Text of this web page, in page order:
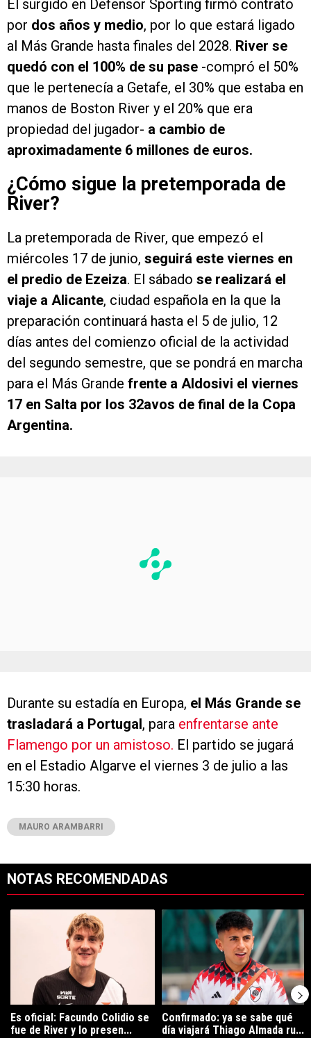
El surgido en Defensor Sporting firmó contrato
por dos años y medio, por lo que estará ligado
al Más Grande hasta finales del 2028. River se
quedó con el 100% de su pase -compró el 50%
que le pertenecía a Getafe, el 30% que estaba en
manos de Boston River y el 20% que era
propiedad del jugador- a cambio de
aproximadamente 6 millones de euros.
¿Cómo sigue la pretemporada de
River?
La pretemporada de River, que empezó el
miércoles 17 de junio, seguirá este viernes en
el predio de Ezeiza. El sábado se realizará el
viaje a Alicante, ciudad española en la que la
preparación continuará hasta el 5 de julio, 12
días antes del comienzo oficial de la actividad
del segundo semestre, que se pondrá en marcha
para el Más Grande frente a Aldosivi el viernes
17 en Salta por los 32avos de final de la Copa
Argentina.
Durante su estadía en Europa, el Más Grande se
trasladará a Portugal, para enfrentarse ante
Flamengo por un amistoso. El partido se jugará
en el Estadio Algarve el viernes 3 de julio a las
15:30 horas.
MAURO ARAMBARRI
NOTAS RECOMENDADAS
Un artículo de tendencia con el título "Es oficial: Facundo Colidio
Es oficial: Facundo Colidio se
fue de River y lo presen...
Un artículo de tendencia con el
Confirmado: ya se sabe qué
día viajará Thiago Almada ru...